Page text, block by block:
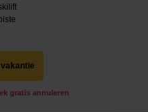
gratis annuleren